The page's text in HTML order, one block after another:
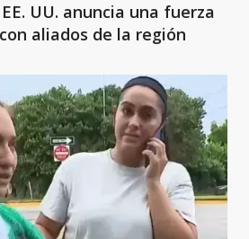
UU. anuncia una fuerza
aliados de la región